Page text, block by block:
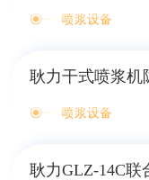
喷浆设备
耿力干式喷浆机
喷浆设备
耿力GLZ-14C